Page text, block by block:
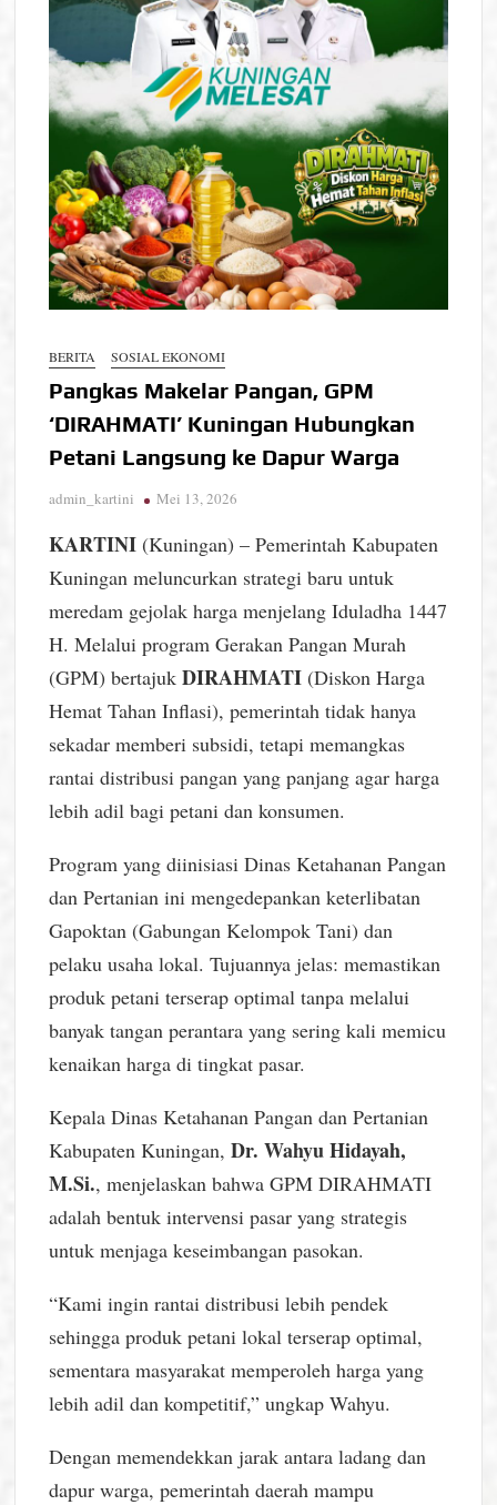
BERITA SOSIAL EKONOMI
Pangkas Makelar Pangan, GPM
‘DIRAHMATI’ Kuningan Hubungkan
Petani Langsung ke Dapur Warga
admin_kartini Mei 13, 2026
KARTINI (Kuningan) – Pemerintah Kabupaten
Kuningan meluncurkan strategi baru untuk
meredam gejolak harga menjelang Iduladha 1447
H. Melalui program Gerakan Pangan Murah
(GPM) bertajukDIRAHMATI (Diskon Harga
Hemat Tahan Inflasi), pemerintah tidak hanya
sekadar memberi subsidi, tetapi memangkas
rantai distribusi pangan yang panjang agar harga
lebih adil bagi petani dan konsumen.
Program yang diinisiasi Dinas Ketahanan Pangan
dan Pertanian ini mengedepankan keterlibatan
Gapoktan (Gabungan Kelompok Tani) dan
pelaku usaha lokal. Tujuannya jelas: memastikan
produk petani terserap optimal tanpa melalui
banyak tangan perantara yang sering kali memicu
kenaikan harga di tingkat pasar.
Kepala Dinas Ketahanan Pangan dan Pertanian
Kabupaten Kuningan,Dr. Wahyu Hidayah,
M.Si., menjelaskan bahwa GPM DIRAHMATI
adalah bentuk intervensi pasar yang strategis
untuk menjaga keseimbangan pasokan.
“Kami ingin rantai distribusi lebih pendek
sehingga produk petani lokal terserap optimal,
sementara masyarakat memperoleh harga yang
lebih adil dan kompetitif,” ungkap Wahyu.
Dengan memendekkan jarak antara ladang dan
dapur warga, pemerintah daerah mampu